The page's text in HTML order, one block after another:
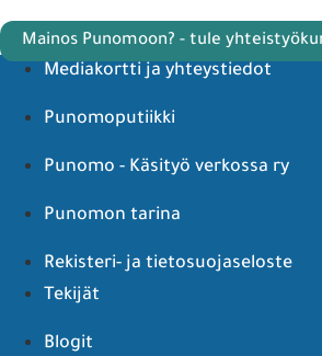
Mainos Punomoon? - tule
Mediakortti ja yhteystiedot
Punomoputiikki
Punomo - Käsityö verkossa ry
Punomon tarina
Rekisteri- ja tietosuojaseloste
Tekijät
Blogit